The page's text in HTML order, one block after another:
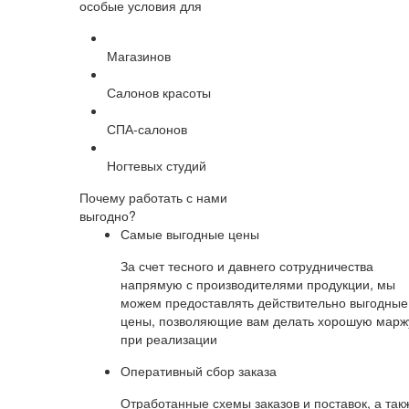
особые условия для
Магазинов
Салонов красоты
СПА-салонов
Ногтевых студий
Почему работать с нами
выгодно?
Самые выгодные цены
За счет тесного и давнего сотрудничества
напрямую с производителями продукции, мы
можем предоставлять действительно выгодные
цены, позволяющие вам делать хорошую
при реализации
Оперативный сбор заказа
Отработанные схемы заказов и поставок, а